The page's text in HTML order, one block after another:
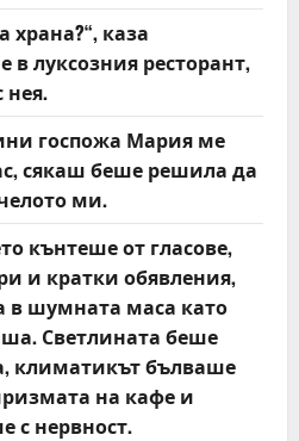
храна?“, каза
луксозния ресторант,
нея.
госпожа Мария ме
сякаш беше решила да
ми.
кънтеше от гласове,
и кратки обявления,
в шумната маса като
Светлината беше
климатикът бълваше
на кафе и
с нервност.